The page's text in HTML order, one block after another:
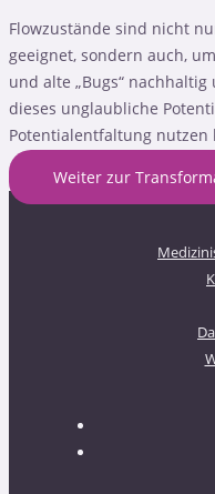
Flowzustände sind nicht
geeignet, sondern auch,
und alte „Bugs“
dieses unglaubliche
Potentialentfaltung nutzen
Weiter zur